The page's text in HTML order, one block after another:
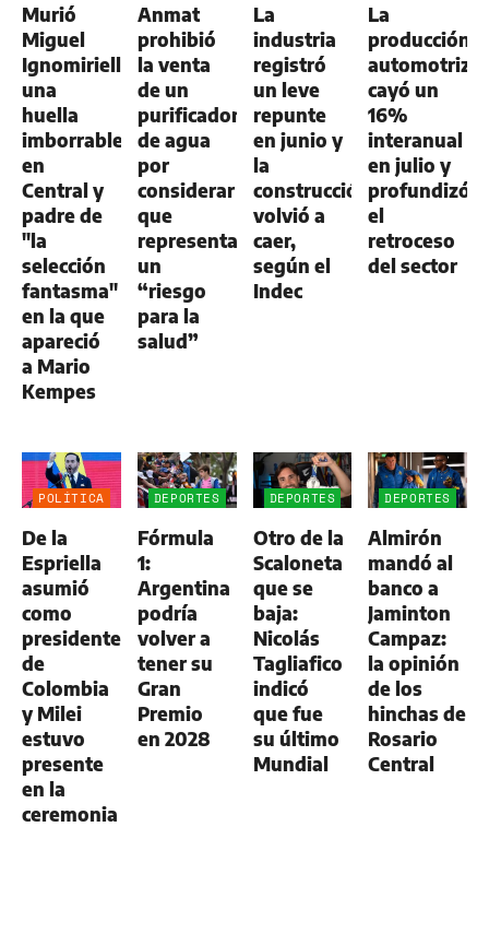
Murió
Miguel
Ignomiriello:
una
huella
imborrable
en
Central y
padre de
"la
selección
fantasma"
en la que
apareció
a Mario
Kempes
Anmat
prohibió
la venta
de un
purificador
de agua
por
considerar
que
representa
un
“riesgo
para la
salud”
La
industria
registró
un leve
repunte
en junio y
la
construcción
volvió a
caer,
según el
Indec
La
producción
automotriz
cayó un
16%
interanual
en julio y
profundizó
el
retroceso
del sector
POLÍTICA
De la
Espriella
asumió
como
presidente
de
Colombia
y Milei
estuvo
presente
en la
ceremonia
DEPORTES
Fórmula
1:
Argentina
podría
volver a
tener su
Gran
Premio
en 2028
DEPORTES
Otro de la
Scaloneta
que se
baja:
Nicolás
Tagliafico
indicó
que fue
su último
Mundial
DEPORTES
Almirón
mandó al
banco a
Jaminton
Campaz:
la opinión
de los
hinchas de
Rosario
Central